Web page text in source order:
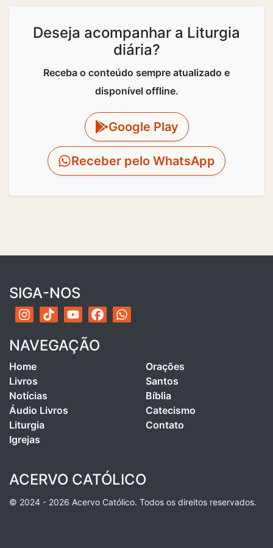
Deseja acompanhar a Liturgia
diária?
Receba o conteúdo sempre atualizado e
disponível offline.
Google Play
Receber pelo WhatsApp
SIGA-NOS
NAVEGAÇÃO
Home
Livros
Notícias
Áudio Livros
Liturgia
Igrejas
Orações
Santos
Bíblia
Catecismo
Contato
ACERVO CATÓLICO
© 2024 - 2026 Acervo Católico. Todos os direitos reservados.